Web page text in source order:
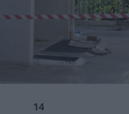
14